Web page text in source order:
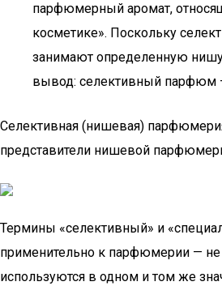
парфюмерный аромат,
косметике». Поскольку
занимают определенную
вывод: селективный парфюм
Селективная (нишевая)
представители нишевой
Термины «селективный» и
применительно к парфюмерии — не
используются в одном и том же